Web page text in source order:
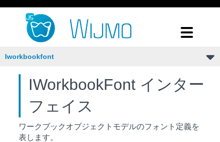
Iworkbookfont
IWorkbookFont インター
フェイス
ワークブックオブジェクトモデルのフォント定義を
表します。